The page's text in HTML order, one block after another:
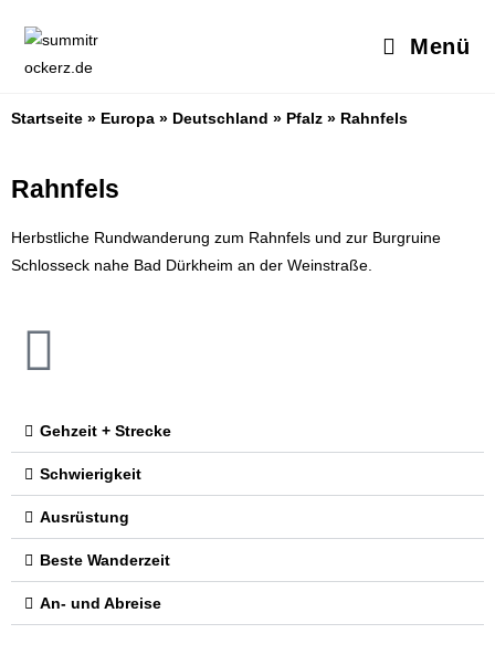
Menü
Startseite » Europa » Deutschland » Pfalz » Rahnfels
Rahnfels
Herbstliche Rundwanderung zum Rahnfels und zur Burgruine
Schlosseck nahe Bad Dürkheim an der Weinstraße.
Gehzeit + Strecke
Schwierigkeit
Ausrüstung
Beste Wanderzeit
An- und Abreise